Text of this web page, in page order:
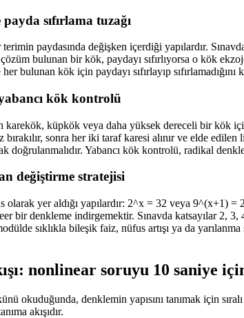
sıfırlama tuzağı
paydasında değişken içerdiği yapılardır.
çözüm bulunan bir kök, paydayı sıfırlıyorsa o kök
bulunan kök için paydayı sıfırlayıp
kök kontrolü
küpkök veya daha yüksek dereceli bir kök
sonra her iki taraf karesi alınır ve elde
Yabancı kök kontrolü, radikal
değiştirme stratejisi
olarak yer aldığı yapılardır: 2^x = 32 veya 9^(x+1)
bir denkleme indirgemektir. Sınavda katsayılar
sıklıkla bileşik faiz, nüfus artışı ya da
nonlinear soruyu 10 saniye
okuduğunda, denklemin yapısını tanımak için
akışıdır.